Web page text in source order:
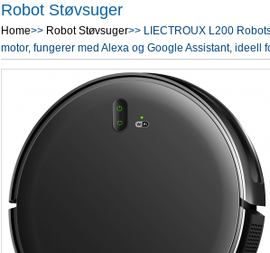
Robot Støvsuger
Home>> Robot Støvsuger>> LIECTROUX L200
motor, fungerer med Alexa og Google Assistant, ideell